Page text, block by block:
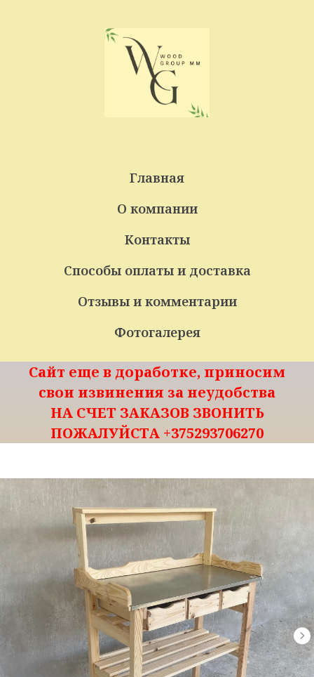
Главная
О компании
Контакты
Способы оплаты и доставка
Отзывы и комментарии
Фотогалерея
Сайт еще в доработке, приносим
свои извинения за неудобства
НА СЧЕТ ЗАКАЗОВ ЗВОНИТЬ
ПОЖАЛУЙСТА +375293706270